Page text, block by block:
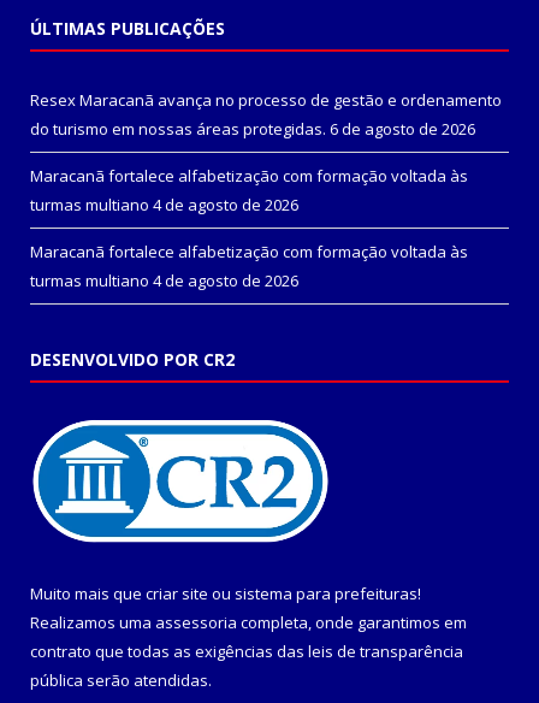
ÚLTIMAS PUBLICAÇÕES
Resex Maracanã avança no processo de gestão e ordenamento
do turismo em nossas áreas protegidas. 6 de agosto de 2026
Maracanã fortalece alfabetização com formação voltada às
turmas multiano 4 de agosto de 2026
Maracanã fortalece alfabetização com formação voltada às
turmas multiano 4 de agosto de 2026
DESENVOLVIDO POR CR2
Muito mais que criar site ou sistema para prefeituras!
Realizamos uma assessoria completa, onde garantimos em
contrato que todas as exigências das leis de transparência
pública serão atendidas.